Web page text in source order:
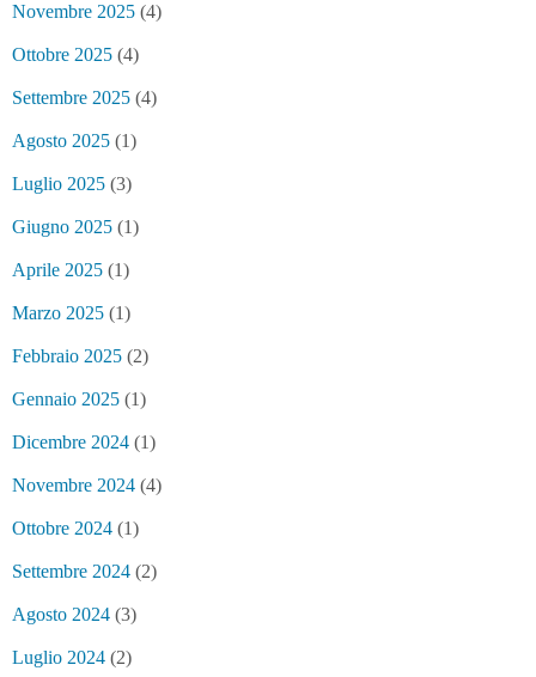
Novembre 2025 (4)
Ottobre 2025 (4)
Settembre 2025 (4)
Agosto 2025 (1)
Luglio 2025 (3)
Giugno 2025 (1)
Aprile 2025 (1)
Marzo 2025 (1)
Febbraio 2025 (2)
Gennaio 2025 (1)
Dicembre 2024 (1)
Novembre 2024 (4)
Ottobre 2024 (1)
Settembre 2024 (2)
Agosto 2024 (3)
Luglio 2024 (2)